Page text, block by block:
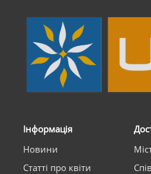
Інформація
Новини
Статті про квіти